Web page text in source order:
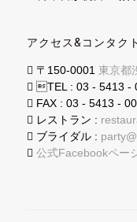
アクセス&コンタクト
〒150-0001 東京都
TEL : 03 - 5413 -
FAX : 03 - 5413 -
レストラン :
ブライダル :
公式Facebookペー